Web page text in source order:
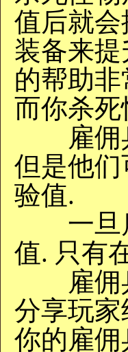
值后就
装备来
的帮助
而你杀
雇佣兵
但是他
验值.
一旦雇
值. 只有
雇佣兵
分享玩
你的雇